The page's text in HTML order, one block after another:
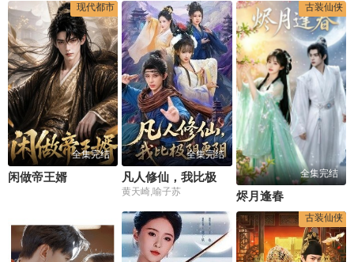
现代都市
全集完结
闲做帝王婿
全集完结
黄天崎,喻子苏
古装仙侠
全集完结
烬月逢春
古装仙侠